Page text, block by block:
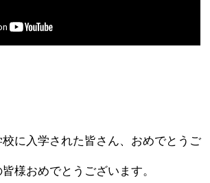
に入学された皆さん、おめでとうご
様おめでとうございます。